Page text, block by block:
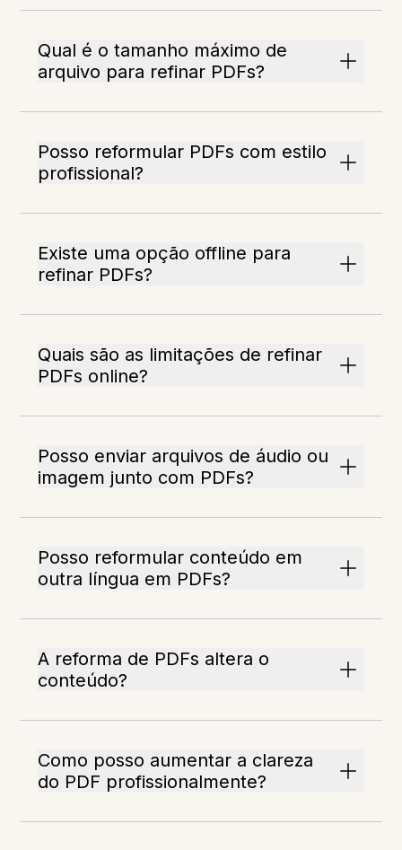
Qual é o tamanho máximo de
arquivo para refinar PDFs?
Posso reformular PDFs com estilo
profissional?
Existe uma opção offline para
refinar PDFs?
Quais são as limitações de refinar
PDFs online?
Posso enviar arquivos de áudio ou
imagem junto com PDFs?
Posso reformular conteúdo em
outra língua em PDFs?
A reforma de PDFs altera o
conteúdo?
Como posso aumentar a clareza
do PDF profissionalmente?